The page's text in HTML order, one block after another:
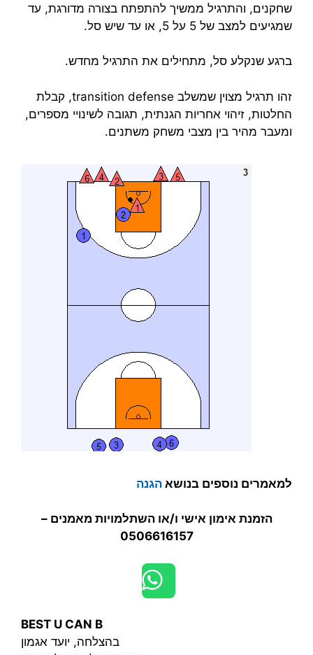
שחקנים, והתרגיל ממשיך להתפתח בצורה מדורגת, עד
שמגיעים למצב של 5 על 5, או עד שיש סל.
ברגע שנקלע סל, מתחילים את התרגיל מחדש.
זהו תרגיל מצוין שמשלב transition defense, קבלת
החלטות, זיהוי אחריות הגנתית, תגובה לשינויי מספרים,
ומעבר מהיר בין מצבי משחק משתנים.
למאמרים נוספים בנושא הגנה
הזמנת אימון אישי ו/או השתלמויות מאמנים –
0506616157
BEST U CAN B
בהצלחה, יועד אגמון